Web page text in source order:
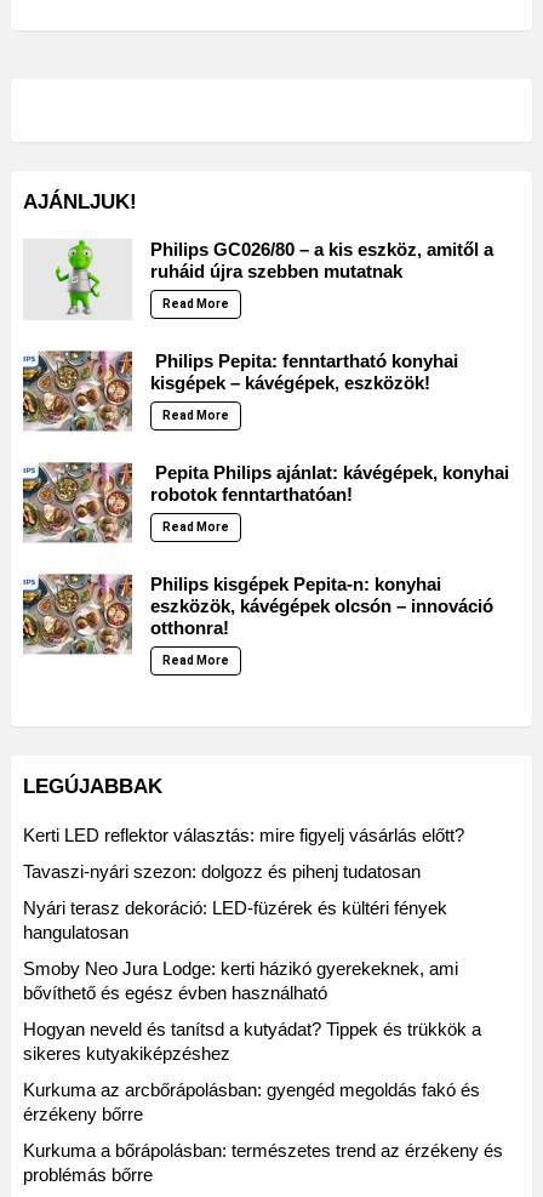
AJÁNLJUK!
Philips GC026/80 – a kis eszköz, amitől a
ruháid újra szebben mutatnak
Read More
Philips Pepita: fenntartható konyhai
kisgépek – kávégépek, eszközök!
Read More
Pepita Philips ajánlat: kávégépek, konyhai
robotok fenntarthatóan!
Read More
Philips kisgépek Pepita-n: konyhai
eszközök, kávégépek olcsón – innováció
otthonra!
Read More
LEGÚJABBAK
Kerti LED reflektor választás: mire figyelj vásárlás előtt?
Tavaszi-nyári szezon: dolgozz és pihenj tudatosan
Nyári terasz dekoráció: LED-füzérek és kültéri fények
hangulatosan
Smoby Neo Jura Lodge: kerti házikó gyerekeknek, ami
bővíthető és egész évben használható
Hogyan neveld és tanítsd a kutyádat? Tippek és trükkök a
sikeres kutyakiképzéshez
Kurkuma az arcbőrápolásban: gyengéd megoldás fakó és
érzékeny bőrre
Kurkuma a bőrápolásban: természetes trend az érzékeny és
problémás bőrre